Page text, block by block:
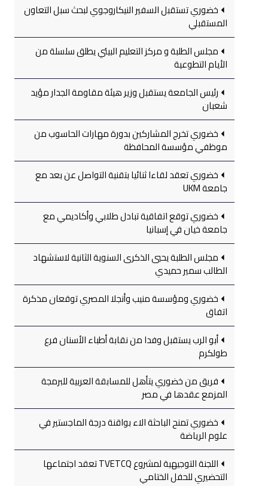
خضوري تستقبل السفير النيكاروجوي لبحث سبل التعاون
المستقبلي
مجلس الطلبة و مركز التعليم البيئي يطلق سلسلة من
الأيام التطوعية
رئيس الجامعة يستقبل وزير هيئة مقاومة الجدار مؤيد
شعبان
خضوري تخرج المشاركين بدورة مهارات الحاسوب من
موظفي مؤسسة المحافظة
خضوري تعقد لقاءا ثنائيا بتقنية التواصل عن بعد مع
جامعة UKM
خضوري توقع اتفاقية تبادل طلابي وأكاديمي مع
جامعة خيان في إسبانيا
مجلس الطلبة يحيي الذكرى السنوية الثانية لاستشهاد
الطالب سمير حميدي
خضوري ومؤسسة منيب وأنجلا المصري توقعان مذكرة
اتفاق
أبو الرب يستقبل وفدا من نقابة أطباء الأسنان فرع
طولكرم
فريق من خضوري يتأهل للمسابقة العربية للبرمجة
المزمع عقدها في مصر
خضوري تمنح الباحثة الاء بواقنة درجة الماجستير في
علوم الرياضة
اللجنة التوجيهية لمشروع TVETCQ تعقد اجتماعها
التحضيري للحفل الختامي